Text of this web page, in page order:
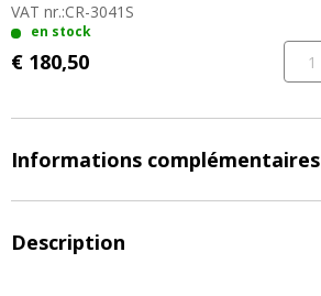
VAT nr.:CR-3041S
en stock
€ 180,50
Informations complémentaires
Description